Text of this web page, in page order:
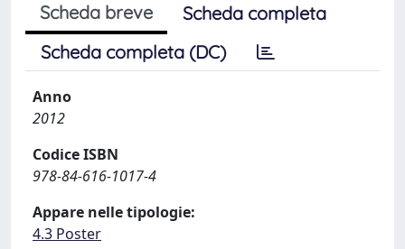
Scheda breve
Scheda completa
Scheda completa (DC)
Anno
2012
Codice ISBN
978-84-616-1017-4
Appare nelle tipologie:
4.3 Poster